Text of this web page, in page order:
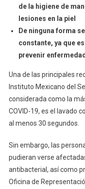
Para
Por
De
de la higiene de
lesiones en la piel
De ninguna forma
constante, ya que
prevenir
Una de las principales
Instituto Mexicano del
considerada como la
COVID-19, es el lavado
al menos 30 segundos.
Sin embargo, las
pudieran verse
antibacterial, así como
Oficina de